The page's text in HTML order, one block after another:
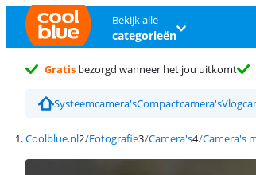
Bekijk alle
categorieën
Gratis bezorgd wanneer het jou uitkomt
Systeemcamera'sCompactcamera's
Coolblue.nl Fotografie Camera's Camera's